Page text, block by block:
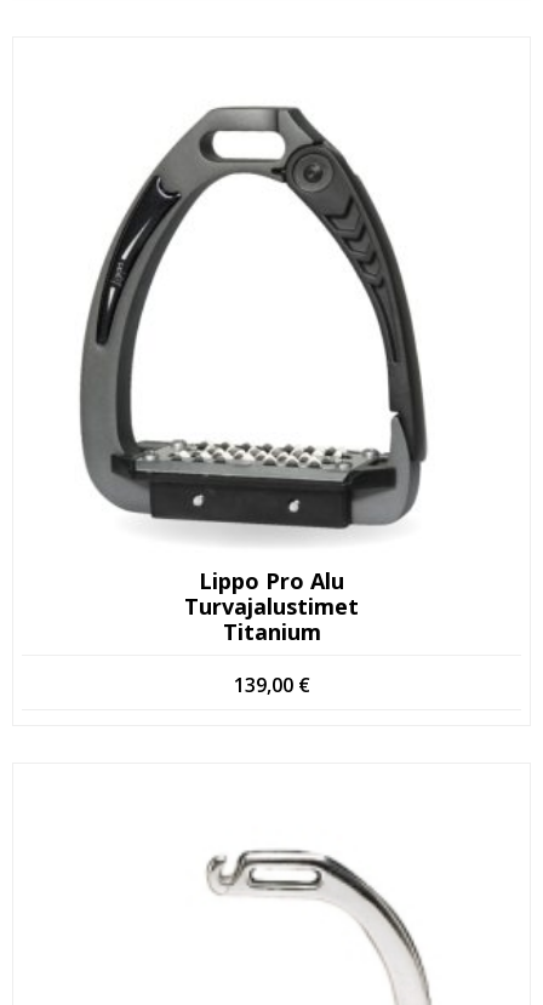
Lippo Pro Alu
Turvajalustimet
Titanium
139,00 €